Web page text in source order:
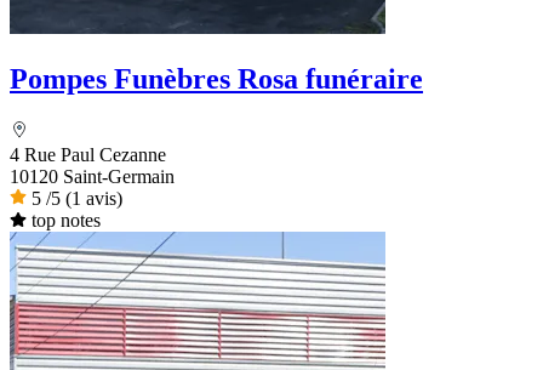
Pompes Funèbres Rosa funéraire
4 Rue Paul Cezanne
10120 Saint-Germain
5 /5 (1 avis)
top notes